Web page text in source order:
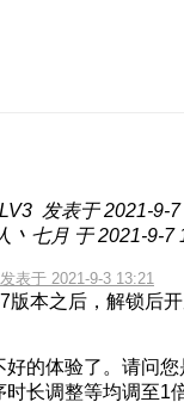
LV3 发表于 2021-9-7
丶七月 于 2021-9-7
表于 2021-9-3 13:21
版本之后，解锁后
的体验了。请问
长调整等均调至1